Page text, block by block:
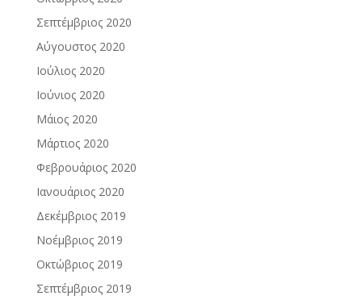
Σεπτέμβριος 2020
Αύγουστος 2020
Ιούλιος 2020
Ιούνιος 2020
Μάιος 2020
Μάρτιος 2020
Φεβρουάριος 2020
Ιανουάριος 2020
Δεκέμβριος 2019
Νοέμβριος 2019
Οκτώβριος 2019
Σεπτέμβριος 2019